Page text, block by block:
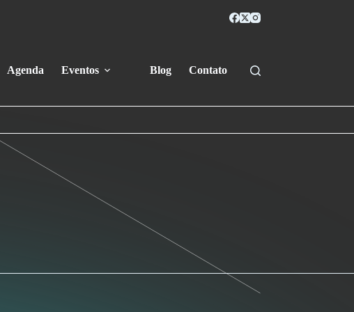
Agenda Eventos Blog Contato